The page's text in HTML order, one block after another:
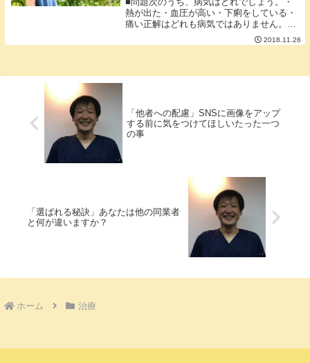
熱が出た・血圧が高い・下痢をしている・
痛い正解はどれも病気ではありません。上
に挙げたものはすべて病気というよりも症
状で人間が体内を正常に運営するための反
2018.11.26
「他者への配慮」SNSに画像をアップ
する前に気をつけてほしいたった一つ
の事
「選ばれる秘訣」あなたは他の同業者
と何が違いますか？
ホーム 治療